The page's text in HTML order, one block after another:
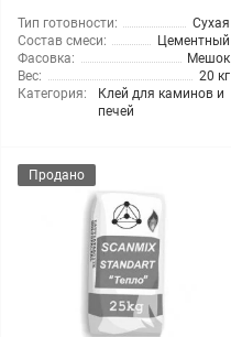
Тип готовности:
Сухая
Состав смеси:
Цементный
Фасовка:
Мешок
Вес:
20 кг
Категория:
Клей для каминов и
печей
Продано